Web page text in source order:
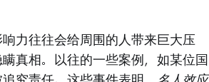
力往往会给周围的人带来巨大压
真相。以往的一些案例，如某位国